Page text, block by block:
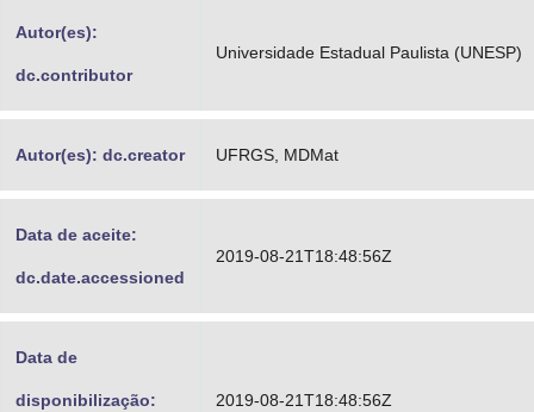
Banco Central do Brasil
Autor(es):
dc.contributor
Universidade Estadual Paulista (UNESP)
Autor(es): dc.creator UFRGS, MDMat
Data de aceite:
dc.date.accessioned
2019-08-21T18:48:56Z
Data de
disponibilização: 2019-08-21T18:48:56Z